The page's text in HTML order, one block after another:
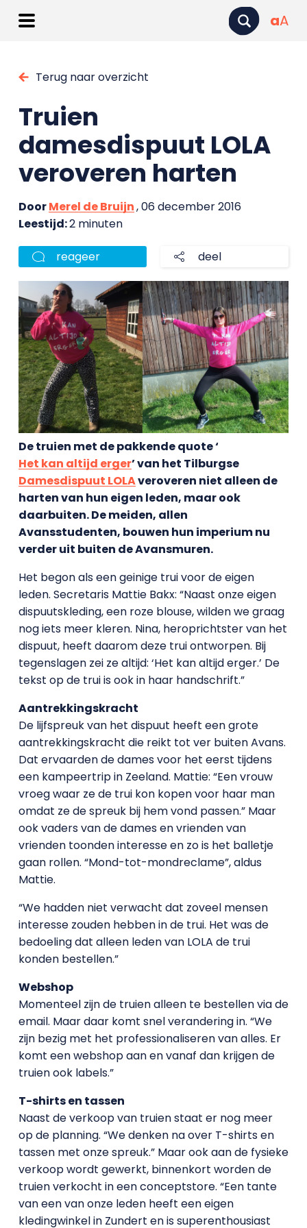
aA
Terug naar overzicht
Truien
damesdispuut LOLA
veroveren harten
DoorMerel de Bruijn, 06 december 2016
Leestijd:2 minuten
reageer deel
De truien met de pakkende quote ‘
Het kan altijd erger’ van het Tilburgse
Damesdispuut LOLAveroveren niet alleen de
harten van hun eigen leden, maar ook
daarbuiten. De meiden, allen
Avansstudenten, bouwen hun imperium nu
verder uit buiten de Avansmuren.
Het begon als een geinige trui voor de eigen
leden. Secretaris Mattie Bakx: “Naast onze eigen
dispuutskleding, een roze blouse, wilden we graag
nog iets meer kleren. Nina, heroprichtster van het
dispuut, heeft daarom deze trui ontworpen. Bij
tegenslagen zei ze altijd: ‘Het kan altijd erger.’ De
tekst op de trui is ook in haar handschrift.”
Aantrekkingskracht
De lijfspreuk van het dispuut heeft een grote
aantrekkingskracht die reikt tot ver buiten Avans.
Dat ervaarden de dames voor het eerst tijdens
een kampeertrip in Zeeland. Mattie: “Een vrouw
vroeg waar ze de trui kon kopen voor haar man
omdat ze de spreuk bij hem vond passen.” Maar
ook vaders van de dames en vrienden van
vrienden toonden interesse en zo is het balletje
gaan rollen. “Mond-tot-mondreclame”, aldus
Mattie.
“We hadden niet verwacht dat zoveel mensen
interesse zouden hebben in de trui. Het was de
bedoeling dat alleen leden van LOLA de trui
konden bestellen.”
Webshop
Momenteel zijn de truien alleen te bestellen via de
email. Maar daar komt snel verandering in. “We
zijn bezig met het professionaliseren van alles. Er
komt een webshop aan en vanaf dan krijgen de
truien ook labels.”
T-shirts en tassen
Naast de verkoop van truien staat er nog meer
op de planning. “We denken na over T-shirts en
tassen met onze spreuk.” Maar ook aan de fysieke
verkoop wordt gewerkt, binnenkort worden de
truien verkocht in een conceptstore. “Een tante
van een van onze leden heeft een eigen
kledingwinkel in Zundert en is superenthousiast